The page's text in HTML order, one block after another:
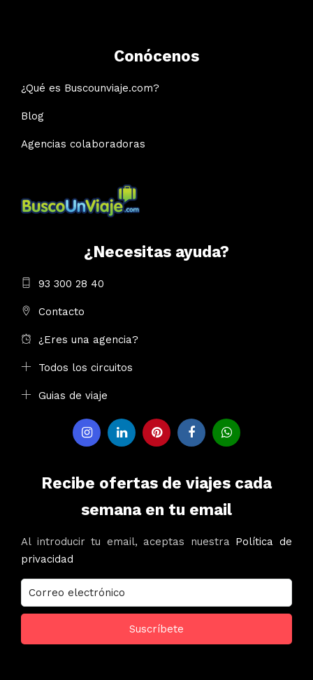
Conócenos
¿Qué es Buscounviaje.com?
Blog
Agencias colaboradoras
¿Necesitas ayuda?
93 300 28 40
Contacto
¿Eres una agencia?
Todos los circuitos
Guias de viaje
Recibe ofertas de viajes cada
semana en tu email
Al introducir tu email, aceptas nuestra Política de
privacidad